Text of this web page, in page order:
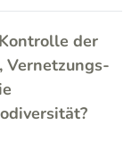
der
Vernetzungs-